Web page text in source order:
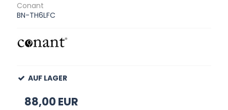
Conant
BN-TH6LFC
AUF LAGER
88,00 EUR